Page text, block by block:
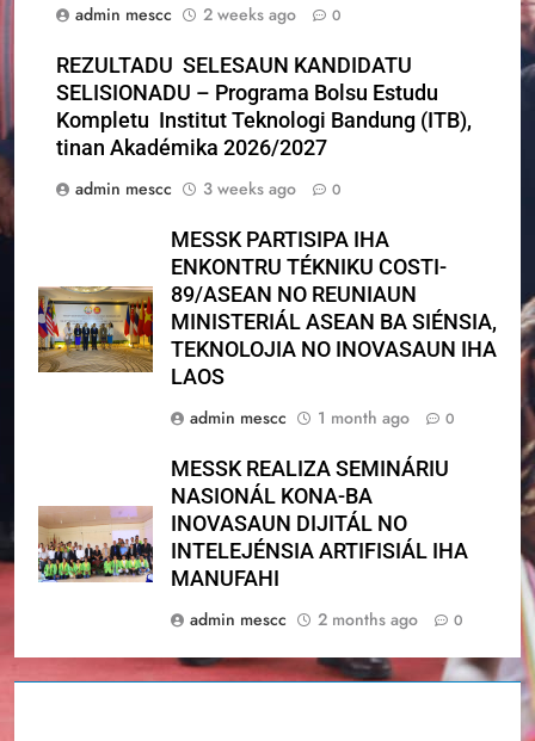
admin mescc
2 weeks ago 0
REZULTADU SELESAUN KANDIDATU
SELISIONADU – Programa Bolsu Estudu
Kompletu Institut Teknologi Bandung (ITB),
tinan Akadémika 2026/2027
admin mescc
3 weeks ago 0
MESSK PARTISIPA IHA
ENKONTRU TÉKNIKU COSTI-
89/ASEAN NO REUNIAUN
MINISTERIÁL ASEAN BA SIÉNSIA,
TEKNOLOJIA NO INOVASAUN IHA
LAOS
admin mescc
1 month ago 0
MESSK REALIZA SEMINÁRIU
NASIONÁL KONA-BA
INOVASAUN DIJITÁL NO
INTELEJÉNSIA ARTIFISIÁL IHA
MANUFAHI
admin mescc
2 months ago 0